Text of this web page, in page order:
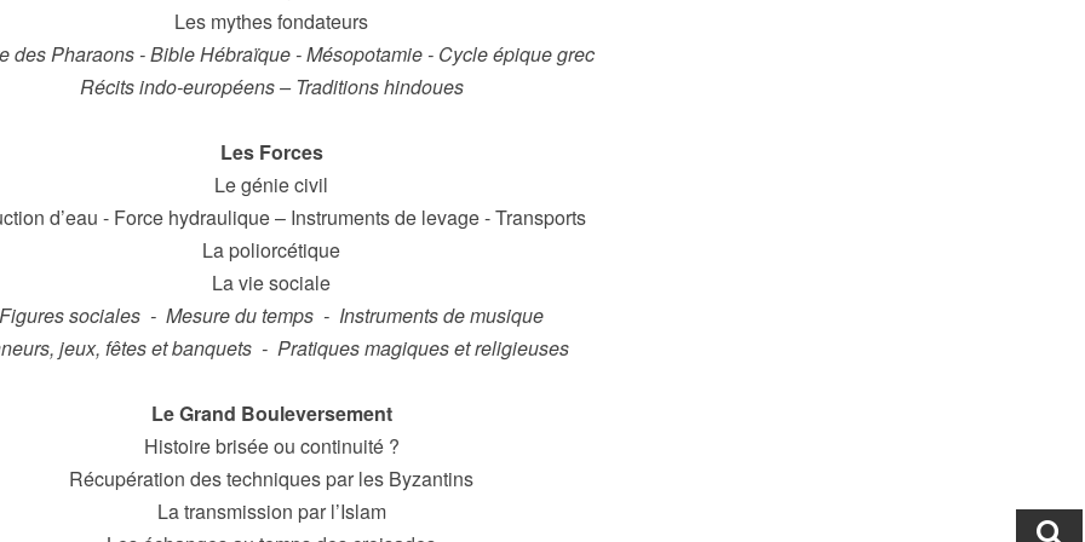
Les mythes fondateurs
des Pharaons - Bible Hébraïque - Mésopotamie - Cycle épique grec
Récits indo-européens – Traditions hindoues
Les Forces
Le génie civil
d’eau - Force hydraulique – Instruments de levage - Transports
La poliorcétique
La vie sociale
Figures sociales - Mesure du temps - Instruments de musique
jeux, fêtes et banquets - Pratiques magiques et religieuses
Le Grand Bouleversement
Histoire brisée ou continuité ?
Récupération des techniques par les Byzantins
La transmission par l’Islam